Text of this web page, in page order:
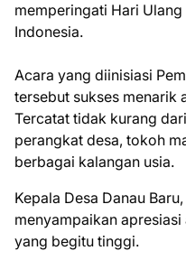
memperingati Hari
Indonesia.
Acara yang diinisiasi
tersebut sukses menarik
Tercatat tidak kurang
perangkat desa, tokoh
berbagai kalangan usia.
Kepala Desa Danau
menyampaikan
yang begitu tinggi.